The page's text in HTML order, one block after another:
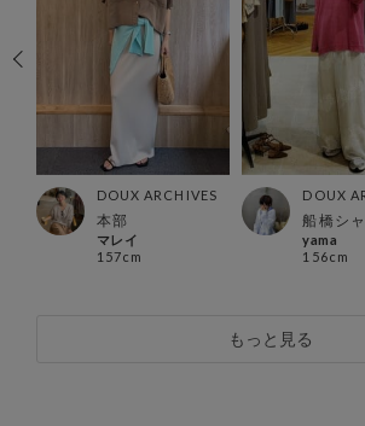
DOUX ARCHIVES
本部
マレイ
157cm
DOUX
船橋シ
yama
156cm
もっと見る